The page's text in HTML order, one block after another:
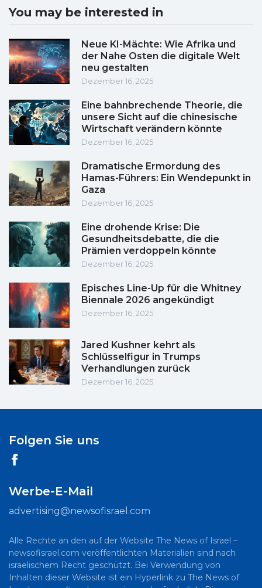
You may be interested in
Neue KI-Mächte: Wie Afrika und
der Nahe Osten die digitale Welt
neu gestalten
Dezember 16, 2025
Eine bahnbrechende Theorie, die
unsere Sicht auf die chinesische
Wirtschaft verändern könnte
Dezember 16, 2025
Dramatische Ermordung des
Hamas-Führers: Ein Wendepunkt in
Gaza
Dezember 16, 2025
Eine drohende Krise: Die
Gesundheitsdebatte, die die
Prämien verdoppeln könnte
Dezember 16, 2025
Episches Line-Up für die Whitney
Biennale 2026 angekündigt
Dezember 16, 2025
Jared Kushner kehrt als
Schlüsselfigur in Trumps
Verhandlungen zurück
Dezember 16, 2025
Folgen Sie uns
Werbe-E-Mail
advertising@newsofisrael.com
Alle Rechte an den auf der Website The News of Israel –
newsofisrael.com veröffentlichten Materialien sind nach
israelischem Recht geschützt. Bei Verwendung von
Inhalten dieser Website ist ein Hyperlink zu The News of